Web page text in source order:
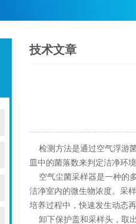
技术文章
检测方法是通过空气浮游
皿中的菌落数来判定洁净环
空气尘菌采样器是一种的
洁净室内的微生物浓度。采
培养过程中，快速发生动态
卸下保护盖和采样头，取